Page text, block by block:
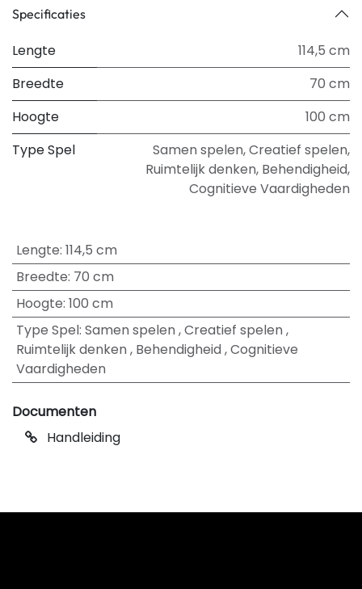
Specificaties
Lengte
114,5 cm
Breedte
70 cm
Hoogte
100 cm
Type Spel
Samen spelen,Creatief spelen,
Ruimtelijk denken, Behendigheid,
Cognitieve Vaardigheden
Lengte: 114,5 cm
Breedte: 70 cm
Hoogte: 100 cm
Type Spel: Samen spelen,Creatief spelen,
Ruimtelijk denken, Behendigheid,Cognitieve
Vaardigheden
Documenten
Handleiding